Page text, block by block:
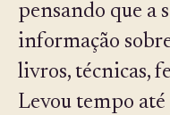
pensando que a
informação
livros, técnicas,
Levou tempo até